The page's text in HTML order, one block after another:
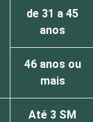
de 31 a 45
anos
46 anos ou
mais
Até 3 SM